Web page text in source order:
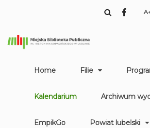
Home Filie
Kalendarium Archiwum
EmpikGo Powiat lubelski